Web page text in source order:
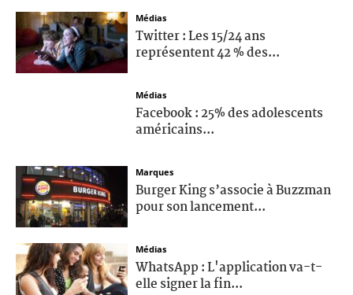
Médias
Twitter : Les 15/24 ans
représentent 42 % des...
Médias
Facebook : 25% des adolescents
américains...
Marques
Burger King s’associe à Buzzman
pour son lancement...
Médias
WhatsApp : L'application va-t-
elle signer la fin...